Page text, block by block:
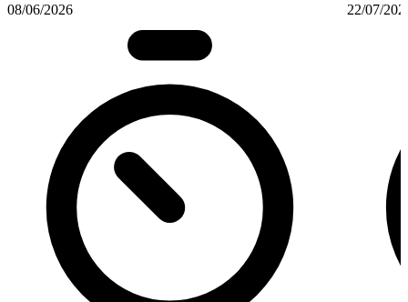
08/06/2026 22/07/